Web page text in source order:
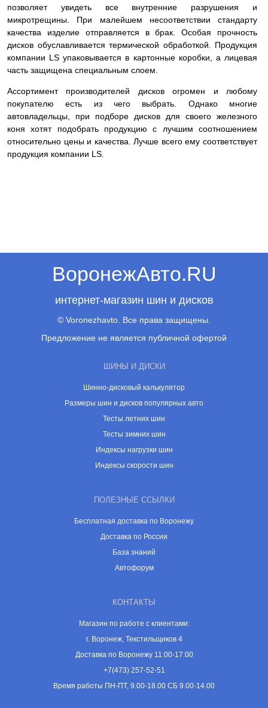
позволяет увидеть все внутренние разрушения и
микротрещины. При малейшем несоответствии стандарту
качества изделие отправляется в брак. Особая прочность
дисков обуславливается термической обработкой. Продукция
компании LS упаковывается в картонные коробки, а лицевая
часть защищена специальным слоем.
Ассортимент производителей дисков огромен и любому
покупателю есть из чего выбрать. Однако многие
автовладельцы, при подборе дисков для своего железного
коня хотят подобрать продукцию с лучшим соотношением
относительно цены и качества. Лучше всего ему соответствует
продукция компании LS.
ВоронежАвто.RU
интернет-магазин шин и дисков
© Voronezhavto. Все права защищены.
Предложение не является публичной офертой
ШИНЫ И ДИСКИ
Шинно-дисковый калькулятор
Размеры шин и дисков популярных авто
Тесты летних шин
Тесты зимних шин
Индексы нагрузки шин
Индексы скорости шин
ПОЛЕЗНЫЕ ССЫЛКИ
Бесплатная доставка по Воронежу
Доставка по России
База знаний
Автофорум
КОНТАКТЫ
Магазин по работе с клиентами:
г. Воронеж, Текстильщиков 4
Доставка по Воронежу 11.00-17.00
+7(473) 257-52-51
Время работы ПН-ПТ, 9.00-18.00 СБ 9.00-14.00